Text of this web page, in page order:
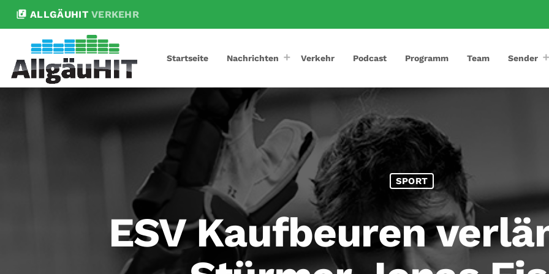
library_music ALLGÄUHIT VERKEHR
Startseite Nachrichten Verkehr Podcast Programm Team Sender
SPORT
ESV Kaufbeuren